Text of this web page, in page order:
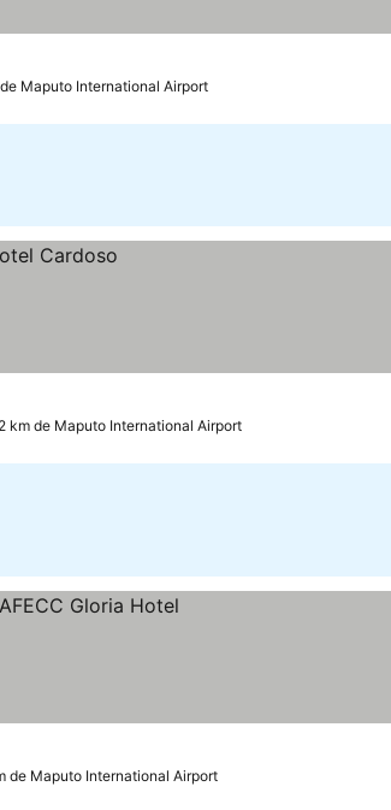
Maputo International Airport
km de Maputo International Airport
de Maputo International Airport